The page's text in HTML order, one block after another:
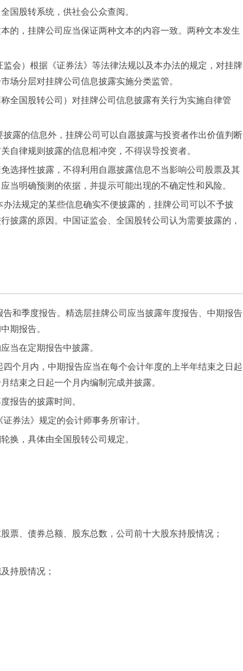
股转系统，供社会公众查阅。
，挂牌公司应当保证两种文本的内容一致。两种文本发生
会）根据《证券法》等法律法规以及本办法的规定，对挂牌
场分层对挂牌公司信息披露实施分类监管。
国股转公司）对挂牌公司信息披露有关行为实施自律管
露的信息外，挂牌公司可以自愿披露与投资者作出价值判断
自律规则披露的信息相冲突，不得误导投资者。
择性披露，不得利用自愿披露信息不当影响公司股票及其
当明确预测的依据，并提示可能出现的不确定性和风险。
法规定的某些信息确实不便披露的，挂牌公司可以不予披
披露的原因。中国证监会、全国股转公司认为需要披露的，
和季度报告。精选层挂牌公司应当披露年度报告、中期报告
期报告。
在定期报告中披露。
个月内，中期报告应当在每个会计年度的上半年结束之日起
结束之日起一个月内编制完成并披露。
告的披露时间。
券法》规定的会计师事务所审计。
，具体由全国股转公司规定。
、债券总额、股东总数，公司前十大股东持股情况；
持股情况；